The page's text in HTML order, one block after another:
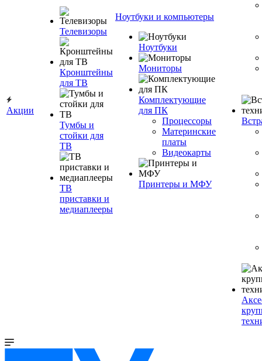
Акции
Телевизоры
Кронштейны
для ТВ
Тумбы и
стойки для
ТВ
ТВ
приставки и
медиаплееры
Ноутбуки и компьютеры
Ноутбуки
Мониторы
Комплектующие
для ПК
Процессоры
Материнские
платы
Видеокарты
Принтеры и МФУ